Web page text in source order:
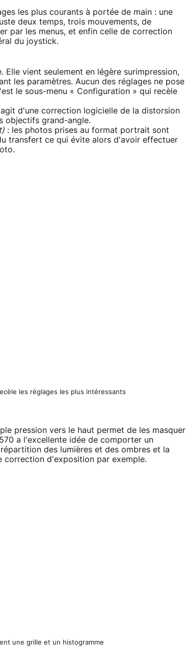
les plus courants à portée de main : une
deux temps, trois mouvements, de
par les menus, et enfin celle de correction
du joystick.
vient seulement en légère surimpression,
les paramètres. Aucun des réglages ne pose
le sous-menu « Configuration » qui recèle
d'une correction logicielle de la distorsion
objectifs grand-angle.
: les photos prises au format portrait sont
transfert ce qui évite alors d'avoir effectuer
les réglages les plus intéressants
pression vers le haut permet de les masquer
a l'excellente idée de comporter un
des lumières et des ombres et la
correction d'exposition par exemple.
une grille et un histogramme